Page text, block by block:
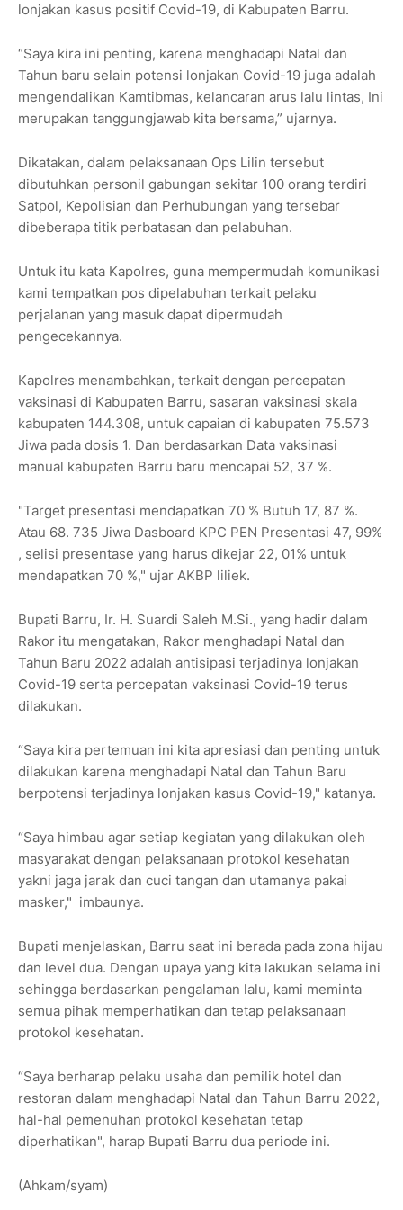
lonjakan kasus positif Covid-19, di Kabupaten Barru.
“Saya kira ini penting, karena menghadapi Natal dan
Tahun baru selain potensi lonjakan Covid-19 juga adalah
mengendalikan Kamtibmas, kelancaran arus lalu lintas, Ini
merupakan tanggungjawab kita bersama,” ujarnya.
Dikatakan, dalam pelaksanaan Ops Lilin tersebut
dibutuhkan personil gabungan sekitar 100 orang terdiri
Satpol, Kepolisian dan Perhubungan yang tersebar
dibeberapa titik perbatasan dan pelabuhan.
Untuk itu kata Kapolres, guna mempermudah komunikasi
kami tempatkan pos dipelabuhan terkait pelaku
perjalanan yang masuk dapat dipermudah
pengecekannya.
Kapolres menambahkan, terkait dengan percepatan
vaksinasi di Kabupaten Barru, sasaran vaksinasi skala
kabupaten 144.308, untuk capaian di kabupaten 75.573
Jiwa pada dosis 1. Dan berdasarkan Data vaksinasi
manual kabupaten Barru baru mencapai 52, 37 %.
"Target presentasi mendapatkan 70 % Butuh 17, 87 %.
Atau 68. 735 Jiwa Dasboard KPC PEN Presentasi 47, 99%
, selisi presentase yang harus dikejar 22, 01% untuk
mendapatkan 70 %," ujar AKBP liliek.
Bupati Barru, Ir. H. Suardi Saleh M.Si., yang hadir dalam
Rakor itu mengatakan, Rakor menghadapi Natal dan
Tahun Baru 2022 adalah antisipasi terjadinya lonjakan
Covid-19 serta percepatan vaksinasi Covid-19 terus
dilakukan.
“Saya kira pertemuan ini kita apresiasi dan penting untuk
dilakukan karena menghadapi Natal dan Tahun Baru
berpotensi terjadinya lonjakan kasus Covid-19," katanya.
“Saya himbau agar setiap kegiatan yang dilakukan oleh
masyarakat dengan pelaksanaan protokol kesehatan
yakni jaga jarak dan cuci tangan dan utamanya pakai
masker," imbaunya.
Bupati menjelaskan, Barru saat ini berada pada zona hijau
dan level dua. Dengan upaya yang kita lakukan selama ini
sehingga berdasarkan pengalaman lalu, kami meminta
semua pihak memperhatikan dan tetap pelaksanaan
protokol kesehatan.
“Saya berharap pelaku usaha dan pemilik hotel dan
restoran dalam menghadapi Natal dan Tahun Barru 2022,
hal-hal pemenuhan protokol kesehatan tetap
diperhatikan", harap Bupati Barru dua periode ini.
(Ahkam/syam)